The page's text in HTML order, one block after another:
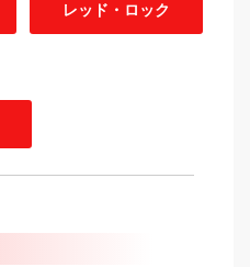
レッド・ロック